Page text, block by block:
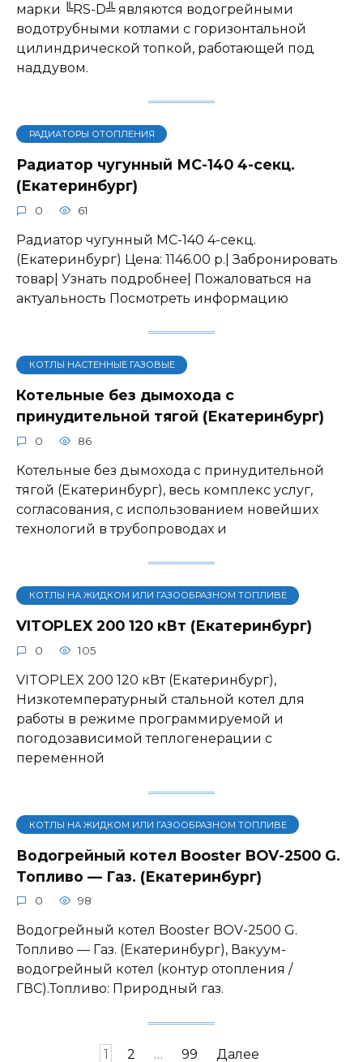
марки ╚RS-D╩ являются водогрейными
водотрубными котлами с горизонтальной
цилиндрической топкой, работающей под
наддувом.
РАДИАТОРЫ ОТОПЛЕНИЯ
Радиатор чугунный МС-140 4-секц.
(Екатеринбург)
0 61
Радиатор чугунный МС-140 4-секц.
(Екатеринбург) Цена: 1146.00 р.| Забронировать
товар| Узнать подробнее| Пожаловаться на
актуальность Посмотреть информацию
КОТЛЫ НАСТЕННЫЕ ГАЗОВЫЕ
Котельные без дымохода с
принудительной тягой (Екатеринбург)
0 86
Котельные без дымохода с принудительной
тягой (Екатеринбург), весь комплекс услуг,
согласования, с использованием новейших
технологий в трубопроводах и
КОТЛЫ НА ЖИДКОМ ИЛИ ГАЗООБРАЗНОМ ТОПЛИВЕ
VITOPLEX 200 120 кВт (Екатеринбург)
0 105
VITOPLEX 200 120 кВт (Екатеринбург),
Низкотемпературный стальной котел для
работы в режиме программируемой и
погодозависимой теплогенерации с
переменной
КОТЛЫ НА ЖИДКОМ ИЛИ ГАЗООБРАЗНОМ ТОПЛИВЕ
Водогрейный котел Booster BOV-2500 G.
Топливо — Газ. (Екатеринбург)
0 98
Водогрейный котел Booster BOV-2500 G.
Топливо — Газ. (Екатеринбург), Вакуум-
водогрейный котел (контур отопления /
ГВС).Топливо: Природный газ.
1 2 … 99 Далее